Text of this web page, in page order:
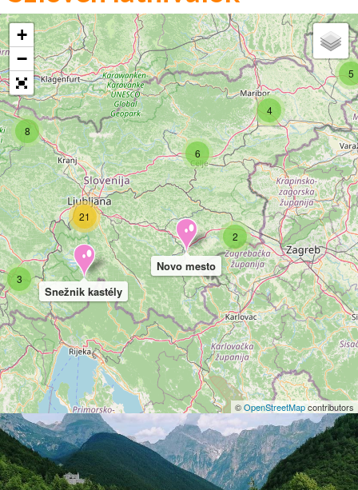
3
2
8
21
5
6
4
Snežnik kastély
Novo mesto
+
−
©OpenStreetMapcontributors